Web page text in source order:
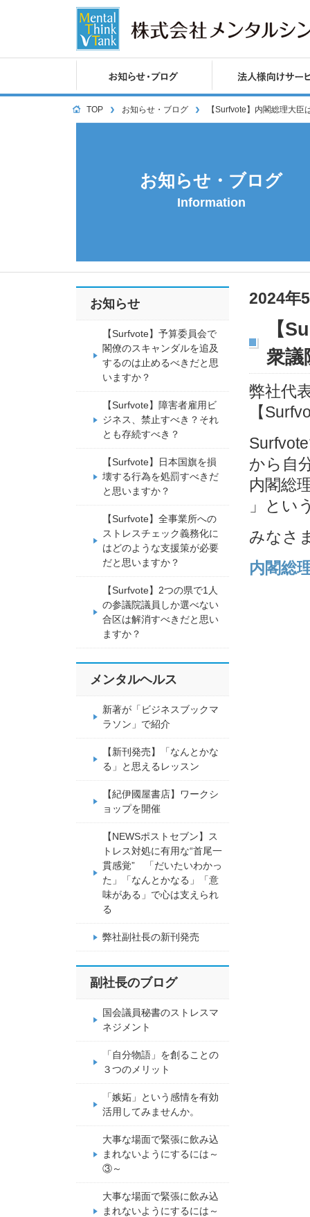
TOP お知らせ・ブログ 【Surfvote】内閣総理大
お知らせ・ブログ
Information
2024年
【
衆議
弊社代
【
から自
内閣総
」とい
みなさ
内閣総
お知らせ
【Surfvote】予算委員会で
閣僚のスキャンダルを追及
するのは止めるべきだと思
いますか？
【Surfvote】障害者雇用ビ
ジネス、禁止すべき？それ
とも存続すべき？
【Surfvote】日本国旗を損
壊する行為を処罰すべきだ
と思いますか？
【Surfvote】全事業所への
ストレスチェック義務化に
はどのような支援策が必要
だと思いますか？
【Surfvote】2つの県で1人
の参議院議員しか選べない
合区は解消すべきだと思い
ますか？
メンタルヘルス
新著が「ビジネスブックマ
ラソン」で紹介
【新刊発売】「なんとかな
る」と思えるレッスン
【紀伊國屋書店】ワークシ
ョップを開催
【NEWSポストセブン】ス
トレス対処に有用な“首尾一
貫感覚” 「だいたいわかっ
た」「なんとかなる」「意
味がある」で心は支えられ
る
弊社副社長の新刊発売
副社長のブログ
国会議員秘書のストレスマ
ネジメント
「自分物語」を創ることの
３つのメリット
「嫉妬」という感情を有効
活用してみませんか。
大事な場面で緊張に飲み込
まれないようにするには～
③～
大事な場面で緊張に飲み込
まれないようにするには～